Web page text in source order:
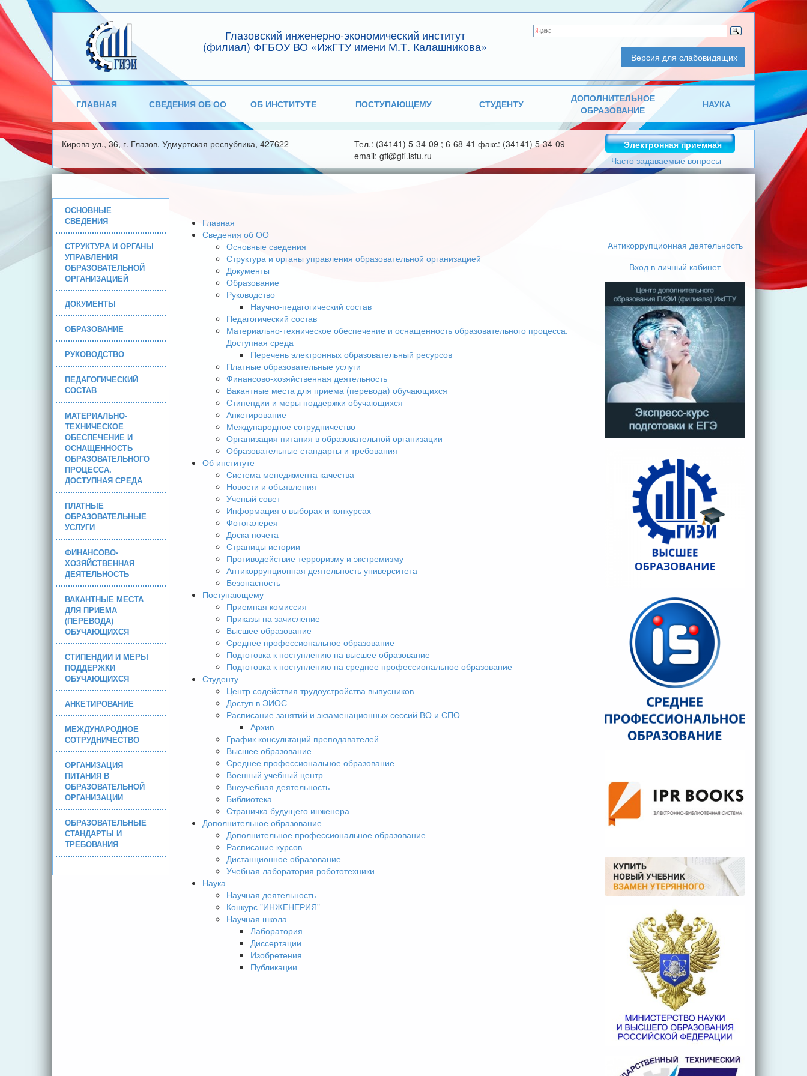
Глазовский инженерно-экономический институт
(филиал) ФГБОУ ВО «ИжГТУ имени М.Т. Калашникова»
Версия для слабовидящих
ГЛАВНАЯ СВЕДЕНИЯ ОБ ОО ОБ ИНСТИТУТЕ ПОСТУПАЮЩЕМУ СТУДЕНТУ
ДОПОЛНИТЕЛЬНОЕ
ОБРАЗОВАНИЕ
НАУКА
Кирова ул., 36, г. Глазов, Удмуртская республика, 427622
Тел.: (34141) 5-34-09 ; 6-68-41 факс: (34141) 5-34-09
email: gfi@gfi.istu.ru
Электронная приемная
Часто задаваемые вопросы
ОСНОВНЫЕ
СВЕДЕНИЯ
СТРУКТУРА И ОРГАНЫ
УПРАВЛЕНИЯ
ОБРАЗОВАТЕЛЬНОЙ
ОРГАНИЗАЦИЕЙ
ДОКУМЕНТЫ
ОБРАЗОВАНИЕ
РУКОВОДСТВО
ПЕДАГОГИЧЕСКИЙ
СОСТАВ
МАТЕРИАЛЬНО-
ТЕХНИЧЕСКОЕ
ОБЕСПЕЧЕНИЕ И
ОСНАЩЕННОСТЬ
ОБРАЗОВАТЕЛЬНОГО
ПРОЦЕССА.
ДОСТУПНАЯ СРЕДА
ПЛАТНЫЕ
ОБРАЗОВАТЕЛЬНЫЕ
УСЛУГИ
ФИНАНСОВО-
ХОЗЯЙСТВЕННАЯ
ДЕЯТЕЛЬНОСТЬ
ВАКАНТНЫЕ МЕСТА
ДЛЯ ПРИЕМА
(ПЕРЕВОДА)
ОБУЧАЮЩИХСЯ
СТИПЕНДИИ И МЕРЫ
ПОДДЕРЖКИ
ОБУЧАЮЩИХСЯ
АНКЕТИРОВАНИЕ
МЕЖДУНАРОДНОЕ
СОТРУДНИЧЕСТВО
ОРГАНИЗАЦИЯ
ПИТАНИЯ В
ОБРАЗОВАТЕЛЬНОЙ
ОРГАНИЗАЦИИ
ОБРАЗОВАТЕЛЬНЫЕ
СТАНДАРТЫ И
ТРЕБОВАНИЯ
Главная
Сведения об ОО
Основные сведения
Структура и органы управления образовательной организацией
Документы
Образование
Руководство
Научно-педагогический состав
Педагогический состав
Материально-техническое обеспечение и оснащенность образовательного процесса.
Доступная среда
Перечень электронных образовательный ресурсов
Платные образовательные услуги
Финансово-хозяйственная деятельность
Вакантные места для приема (перевода) обучающихся
Стипендии и меры поддержки обучающихся
Анкетирование
Международное сотрудничество
Организация питания в образовательной организации
Образовательные стандарты и требования
Об институте
Система менеджмента качества
Новости и объявления
Ученый совет
Информация о выборах и конкурсах
Фотогалерея
Доска почета
Страницы истории
Противодействие терроризму и экстремизму
Антикоррупционная деятельность университета
Безопасность
Поступающему
Приемная комиссия
Приказы на зачисление
Высшее образование
Среднее профессиональное образование
Подготовка к поступлению на высшее образование
Подготовка к поступлению на среднее профессиональное образование
Студенту
Центр содействия трудоустройства выпусников
Доступ в ЭИОС
Расписание занятий и экзаменационных сессий ВО и СПО
Архив
График консультаций преподавателей
Высшее образование
Среднее профессиональное образование
Военный учебный центр
Внеучебная деятельность
Библиотека
Страничка будущего инженера
Дополнительное образование
Дополнительное профессиональное образование
Расписание курсов
Дистанционное образование
Учебная лаборатория робототехники
Наука
Научная деятельность
Конкурс "ИНЖЕНЕРИЯ"
Научная школа
Лаборатория
Диссертации
Изобретения
Публикации
Антикоррупционная деятельность
Вход в личный кабинет